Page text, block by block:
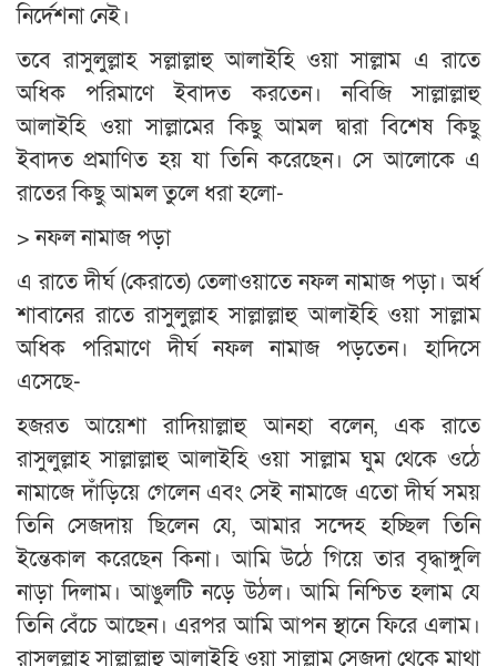
নির্দেশনা নেই।
তবে রাসুলুল্লাহ সল্লাল্লাহু আলাইহি ওয়া সাল্লাম এ রাতে
অধিক পরিমাণে ইবাদত করতেন। নবিজি সাল্লাল্লাহু
আলাইহি ওয়া সাল্লামের কিছু আমল দ্বারা বিশেষ কিছু
ইবাদত প্রমাণিত হয় যা তিনি করেছেন। সে আলোকে এ
রাতের কিছু আমল তুলে ধরা হলো-
> নফল নামাজ পড়া
এ রাতে দীর্ঘ (কেরাতে) তেলাওয়াতে নফল নামাজ পড়া। অর্ধ
শাবানের রাতে রাসুলুল্লাহ সাল্লাল্লাহু আলাইহি ওয়া সাল্লাম
অধিক পরিমাণে দীর্ঘ নফল নামাজ পড়তেন। হাদিসে
এসেছে-
হজরত আয়েশা রাদিয়াল্লাহু আনহা বলেন, এক রাতে
রাসুলুল্লাহ সাল্লাল্লাহু আলাইহি ওয়া সাল্লাম ঘুম থেকে ওঠে
নামাজে দাঁড়িয়ে গেলেন এবং সেই নামাজে এতো দীর্ঘ সময়
তিনি সেজদায় ছিলেন যে, আমার সন্দেহ হচ্ছিল তিনি
ইন্তেকাল করেছেন কিনা। আমি উঠে গিয়ে তার বৃদ্ধাঙ্গুলি
নাড়া দিলাম। আঙুলটি নড়ে উঠল। আমি নিশ্চিত হলাম যে
তিনি বেঁচে আছেন। এরপর আমি আপন স্থানে ফিরে এলাম।
রাসুলুল্লাহ সাল্লাল্লাহু আলাইহি ওয়া সাল্লাম সেজদা থেকে মাথা